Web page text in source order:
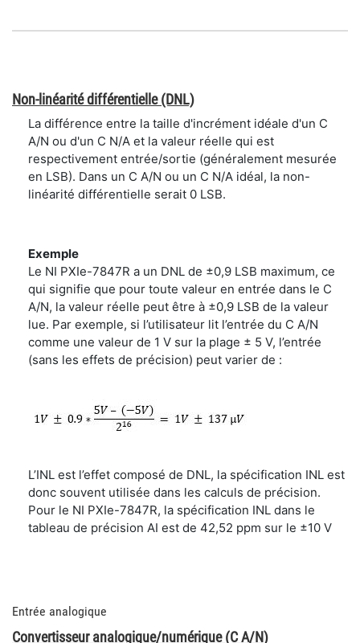
Non-linéarité différentielle (DNL)
La différence entre la taille d'incrément idéale d'un C
A/N ou d'un C N/A et la valeur réelle qui est
respectivement entrée/sortie (généralement mesurée
en LSB). Dans un C A/N ou un C N/A idéal, la non-
linéarité différentielle serait 0 LSB.
Exemple
Le NI PXIe-7847R a un DNL de ±0,9 LSB maximum, ce
qui signifie que pour toute valeur en entrée dans le C
A/N, la valeur réelle peut être à ±0,9 LSB de la valeur
lue. Par exemple, si l’utilisateur lit l’entrée du C A/N
comme une valeur de 1 V sur la plage ± 5 V, l’entrée
(sans les effets de précision) peut varier de :
L’INL est l’effet composé de DNL, la spécification INL est
donc souvent utilisée dans les calculs de précision.
Pour le NI PXIe-7847R, la spécification INL dans le
tableau de précision AI est de 42,52 ppm sur le ±10 V
Entrée analogique
Convertisseur analogique/numérique (C A/N)